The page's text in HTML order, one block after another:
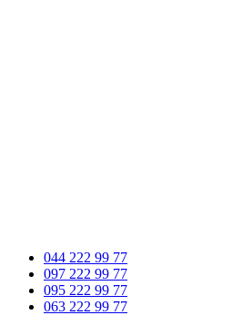
044 222 99 77
097 222 99 77
095 222 99 77
063 222 99 77